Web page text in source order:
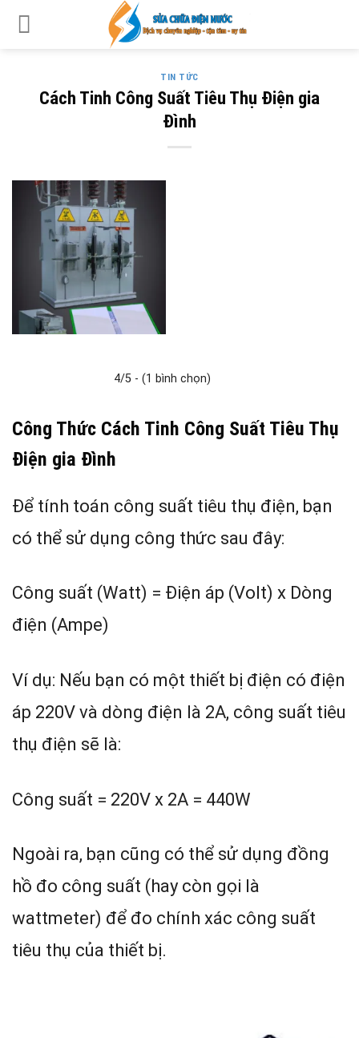
TIN TỨC
Cách Tinh Công Suất Tiêu Thụ Điện gia
Đình
4/5 - (1 bình chọn)
Công Thức Cách Tinh Công Suất Tiêu Thụ
Điện gia Đình
Để tính toán công suất tiêu thụ điện, bạn
có thể sử dụng công thức sau đây:
Công suất (Watt) = Điện áp (Volt) x Dòng
điện (Ampe)
Ví dụ: Nếu bạn có một thiết bị điện có điện
áp 220V và dòng điện là 2A, công suất tiêu
thụ điện sẽ là:
Công suất = 220V x 2A = 440W
Ngoài ra, bạn cũng có thể sử dụng đồng
hồ đo công suất (hay còn gọi là
wattmeter) để đo chính xác công suất
tiêu thụ của thiết bị.